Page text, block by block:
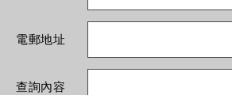
電郵地址
查詢內容